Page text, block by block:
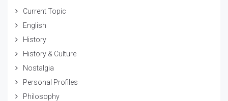
Current Topic
English
History
History & Culture
Nostalgia
Personal Profiles
Philosophy